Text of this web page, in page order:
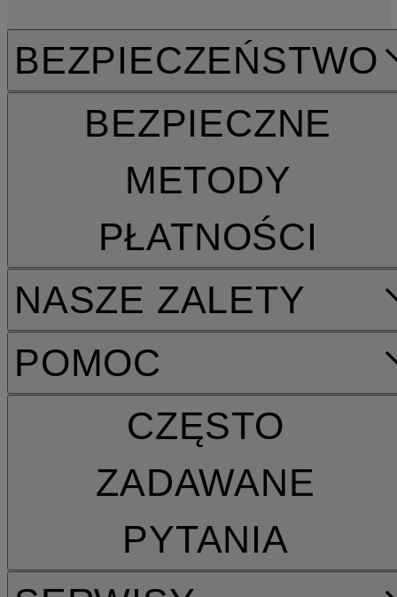
POMOC
CZĘSTO
ZADAWANE
PYTANIA
BEZPIECZEŃSTWO
BEZPIECZNE
METODY
PŁATNOŚCI
NASZE ZALETY